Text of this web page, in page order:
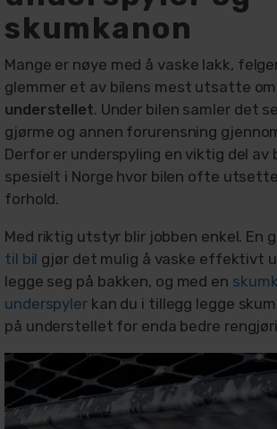
skumkanon
Mange er nøye med å vaske lakk,
glemmer et av bilens mest utsatte
understellet. Under bilen samler det
gjørme og annen forurensning
Derfor er underspyling en viktig del av
spesielt i Norge hvor bilen ofte
forhold.
Med riktig utstyr blir jobben enkel. En
til bil gjør det mulig å vaske effektivt
legge seg på bakken, og med en
underspylerkan du i tillegg legge
på understellet for enda bedre